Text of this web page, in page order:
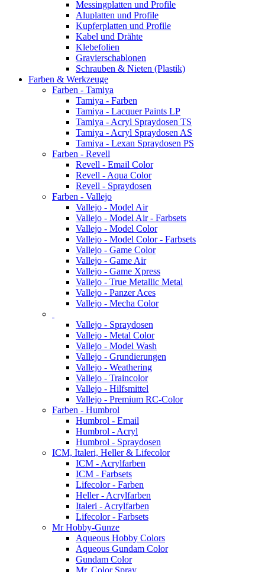
Messingplatten und Profile
Aluplatten und Profile
Kupferplatten und Profile
Kabel und Drähte
Klebefolien
Gravierschablonen
Schrauben & Nieten (Plastik)
Farben & Werkzeuge
Farben - Tamiya
Tamiya - Farben
Tamiya - Lacquer Paints LP
Tamiya - Acryl Spraydosen TS
Tamiya - Acryl Spraydosen AS
Tamiya - Lexan Spraydosen PS
Farben - Revell
Revell - Email Color
Revell - Aqua Color
Revell - Spraydosen
Farben - Vallejo
Vallejo - Model Air
Vallejo - Model Air - Farbsets
Vallejo - Model Color
Vallejo - Model Color - Farbsets
Vallejo - Game Color
Vallejo - Game Air
Vallejo - Game Xpress
Vallejo - True Metallic Metal
Vallejo - Panzer Aces
Vallejo - Mecha Color
Vallejo - Spraydosen
Vallejo - Metal Color
Vallejo - Model Wash
Vallejo - Grundierungen
Vallejo - Weathering
Vallejo - Traincolor
Vallejo - Hilfsmittel
Vallejo - Premium RC-Color
Farben - Humbrol
Humbrol - Email
Humbrol - Acryl
Humbrol - Spraydosen
ICM, Italeri, Heller & Lifecolor
ICM - Acrylfarben
ICM - Farbsets
Lifecolor - Farben
Heller - Acrylfarben
Italeri - Acrylfarben
Lifecolor - Farbsets
Mr Hobby-Gunze
Aqueous Hobby Colors
Aqueous Gundam Color
Gundam Color
Mr. Color Spray